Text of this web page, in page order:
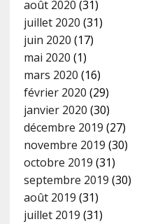
août 2020 (31)
juillet 2020 (31)
juin 2020 (17)
mai 2020 (1)
mars 2020 (16)
février 2020 (29)
janvier 2020 (30)
décembre 2019 (27)
novembre 2019 (30)
octobre 2019 (31)
septembre 2019 (30)
août 2019 (31)
juillet 2019 (31)